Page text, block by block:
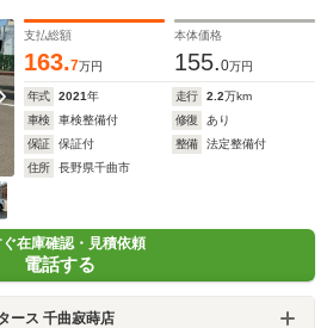
支払総額
163.7万円
本体価格
155.0万円
年式 2021年 走行 2.2万km
車検
車検整備付 修復
あり
保証
保証付 整備
法定整備付
住所
長野県千曲市
在庫確認・見積依頼
電話する
ース 千曲寂蒔店